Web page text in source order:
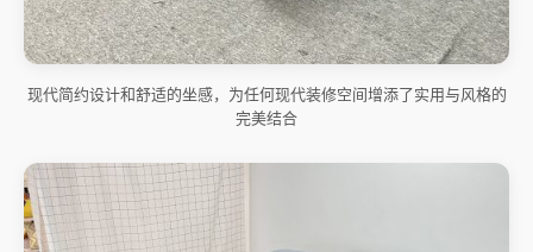
现代简约设计和舒适的坐感，为任何现代装修空间增添了实用与风格的
完美结合